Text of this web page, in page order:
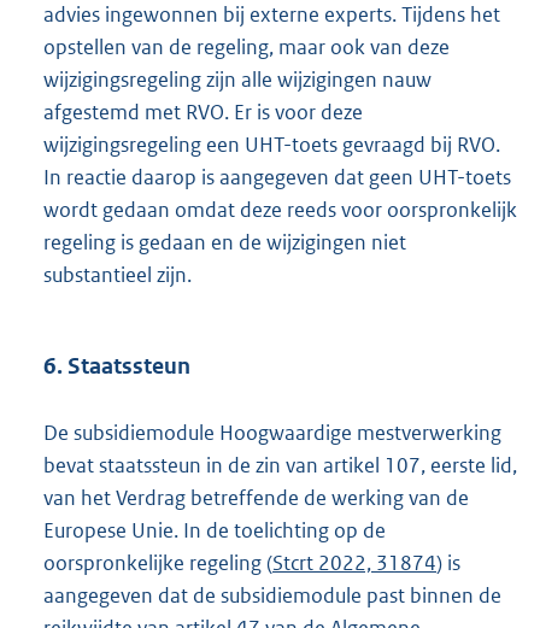
advies ingewonnen bij externe experts. Tijdens het
opstellen van de regeling, maar ook van deze
wijzigingsregeling zijn alle wijzigingen nauw
afgestemd met RVO. Er is voor deze
wijzigingsregeling een UHT-toets gevraagd bij RVO.
In reactie daarop is aangegeven dat geen UHT-toets
wordt gedaan omdat deze reeds voor oorspronkelijk
regeling is gedaan en de wijzigingen niet
substantieel zijn.
6. Staatssteun
De subsidiemodule Hoogwaardige mestverwerking
bevat staatssteun in de zin van artikel 107, eerste lid,
van het Verdrag betreffende de werking van de
Europese Unie. In de toelichting op de
oorspronkelijke regeling (Stcrt 2022, 31874) is
aangegeven dat de subsidiemodule past binnen de